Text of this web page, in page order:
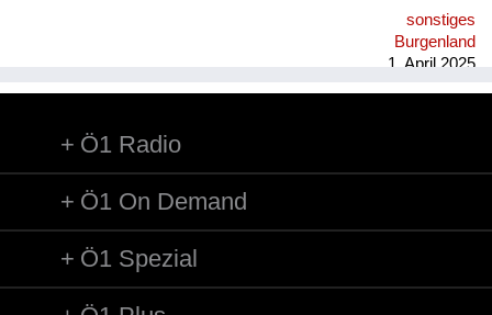
sonstiges
Burgenland
1. April 2025
Ö1 Radio
Ö1 On Demand
Ö1 Spezial